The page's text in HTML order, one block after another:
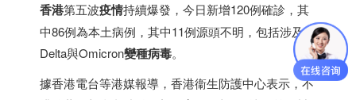
香港第五波疫情持續爆發，今日新增120例確診，其
中86例為本土病例，其中11例源頭不明，包括涉及
Delta與Omicron變種病毒。
據香港電台等港媒報導， 香港衞生防護中心表示，不